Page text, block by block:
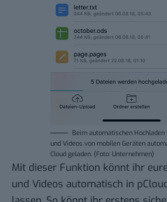
Beim automatischen
und Videos von mobilen Geräten
Cloud geladen. (Foto: Unternehmen)
Mit dieser Funktion könnt ihr
und Videos automatisch in